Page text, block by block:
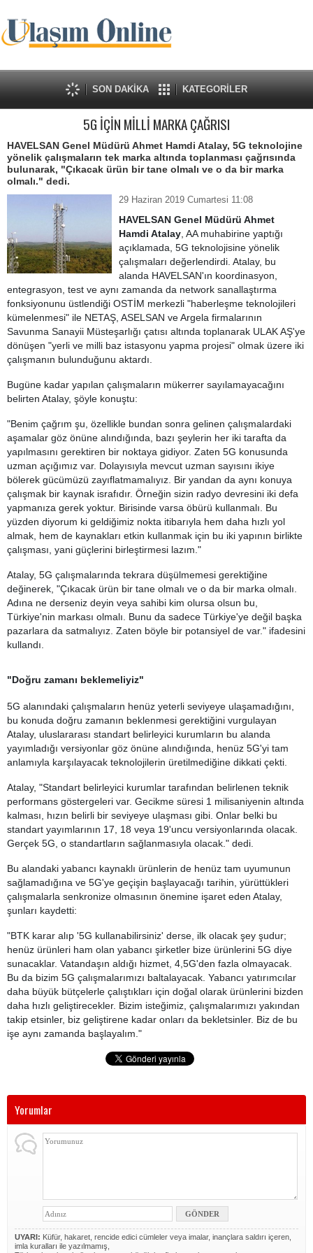
SON DAKİKA KATEGORİLER
5G İÇİN MİLLİ MARKA ÇAĞRISI
HAVELSAN Genel Müdürü Ahmet Hamdi Atalay, 5G teknolojine
yönelik çalışmaların tek marka altında toplanması çağrısında
bulunarak, "Çıkacak ürün bir tane olmalı ve o da bir marka
olmalı." dedi.
29 Haziran 2019 Cumartesi 11:08
HAVELSAN Genel Müdürü Ahmet
Hamdi Atalay , AA muhabirine yaptığı
açıklamada, 5G teknolojisine yönelik
çalışmaları değerlendirdi. Atalay, bu
alanda HAVELSAN'ın koordinasyon,
entegrasyon, test ve aynı zamanda da network sanallaştırma
fonksiyonunu üstlendiği OSTİM merkezli "haberleşme teknolojileri
kümelenmesi" ile NETAŞ, ASELSAN ve Argela firmalarının
Savunma Sanayii Müsteşarlığı çatısı altında toplanarak ULAK AŞ'ye
dönüşen "yerli ve milli baz istasyonu yapma projesi" olmak üzere iki
çalışmanın bulunduğunu aktardı.
Bugüne kadar yapılan çalışmaların mükerrer sayılamayacağını
belirten Atalay, şöyle konuştu:
"Benim çağrım şu, özellikle bundan sonra gelinen çalışmalardaki
aşamalar göz önüne alındığında, bazı şeylerin her iki tarafta da
yapılmasını gerektiren bir noktaya gidiyor. Zaten 5G konusunda
uzman açığımız var. Dolayısıyla mevcut uzman sayısını ikiye
bölerek gücümüzü zayıflatmamalıyız. Bir yandan da aynı konuya
çalışmak bir kaynak israfıdır. Örneğin sizin radyo devresini iki defa
yapmanıza gerek yoktur. Birisinde varsa öbürü kullanmalı. Bu
yüzden diyorum ki geldiğimiz nokta itibarıyla hem daha hızlı yol
almak, hem de kaynakları etkin kullanmak için bu iki yapının birlikte
çalışması, yani güçlerini birleştirmesi lazım."
Atalay, 5G çalışmalarında tekrara düşülmemesi gerektiğine
değinerek, "Çıkacak ürün bir tane olmalı ve o da bir marka olmalı.
Adına ne derseniz deyin veya sahibi kim olursa olsun bu,
Türkiye'nin markası olmalı. Bunu da sadece Türkiye'ye değil başka
pazarlara da satmalıyız. Zaten böyle bir potansiyel de var." ifadesini
kullandı.
"Doğru zamanı beklemeliyiz"
5G alanındaki çalışmaların henüz yeterli seviyeye ulaşamadığını,
bu konuda doğru zamanın beklenmesi gerektiğini vurgulayan
Atalay, uluslararası standart belirleyici kurumların bu alanda
yayımladığı versiyonlar göz önüne alındığında, henüz 5G'yi tam
anlamıyla karşılayacak teknolojilerin üretilmediğine dikkati çekti.
Atalay, "Standart belirleyici kurumlar tarafından belirlenen teknik
performans göstergeleri var. Gecikme süresi 1 milisaniyenin altında
kalması, hızın belirli bir seviyeye ulaşması gibi. Onlar belki bu
standart yayımlarının 17, 18 veya 19'uncu versiyonlarında olacak.
Gerçek 5G, o standartların sağlanmasıyla olacak." dedi.
Bu alandaki yabancı kaynaklı ürünlerin de henüz tam uyumunun
sağlamadığına ve 5G'ye geçişin başlayacağı tarihin, yürüttükleri
çalışmalarla senkronize olmasının önemine işaret eden Atalay,
şunları kaydetti:
"BTK karar alıp '5G kullanabilirsiniz' derse, ilk olacak şey şudur;
henüz ürünleri ham olan yabancı şirketler bize ürünlerini 5G diye
sunacaklar. Vatandaşın aldığı hizmet, 4,5G'den fazla olmayacak.
Bu da bizim 5G çalışmalarımızı baltalayacak. Yabancı yatırımcılar
daha büyük bütçelerle çalıştıkları için doğal olarak ürünlerini bizden
daha hızlı geliştirecekler. Bizim isteğimiz, çalışmalarımızı yakından
takip etsinler, biz geliştirene kadar onları da bekletsinler. Biz de bu
işe aynı zamanda başlayalım."
Yorumlar
UYARI: Küfür, hakaret, rencide edici cümleler veya imalar, inançlara saldırı içeren,
imla kuralları ile yazılmamış,